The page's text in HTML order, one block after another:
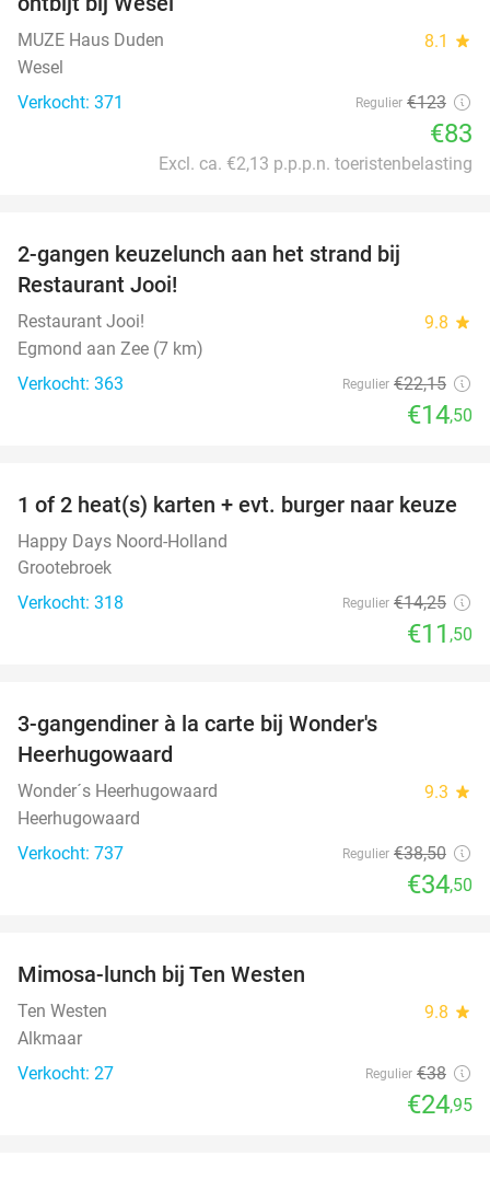
MUZE Haus Duden 8.1 star
Wesel
Verkocht: 371
Regulier €123
€83
Excl. ca. €2,13 p.p.p.n. toeristenbelasting
2-gangen keuzelunch aan het strand bij
Restaurant Jooi!
Restaurant Jooi! 9.8 star
Egmond aan Zee (7 km)
Verkocht: 363
Regulier €22,15
€14,50
19%
1 of 2 heat(s) karten + evt. burger naar keuze
Happy Days Noord-Holland
Grootebroek
Verkocht: 318
Regulier €14,25
€11 ,50
3-gangendiner à la carte bij Wonder's
Heerhugowaard
Wonder´s Heerhugowaard 9.3 star
Heerhugowaard
Verkocht: 737
Regulier €38,50
€34,50
Mimosa-lunch bij Ten Westen
Ten Westen 9.8 star
Alkmaar
Verkocht: 27
Regulier €38
€24,95